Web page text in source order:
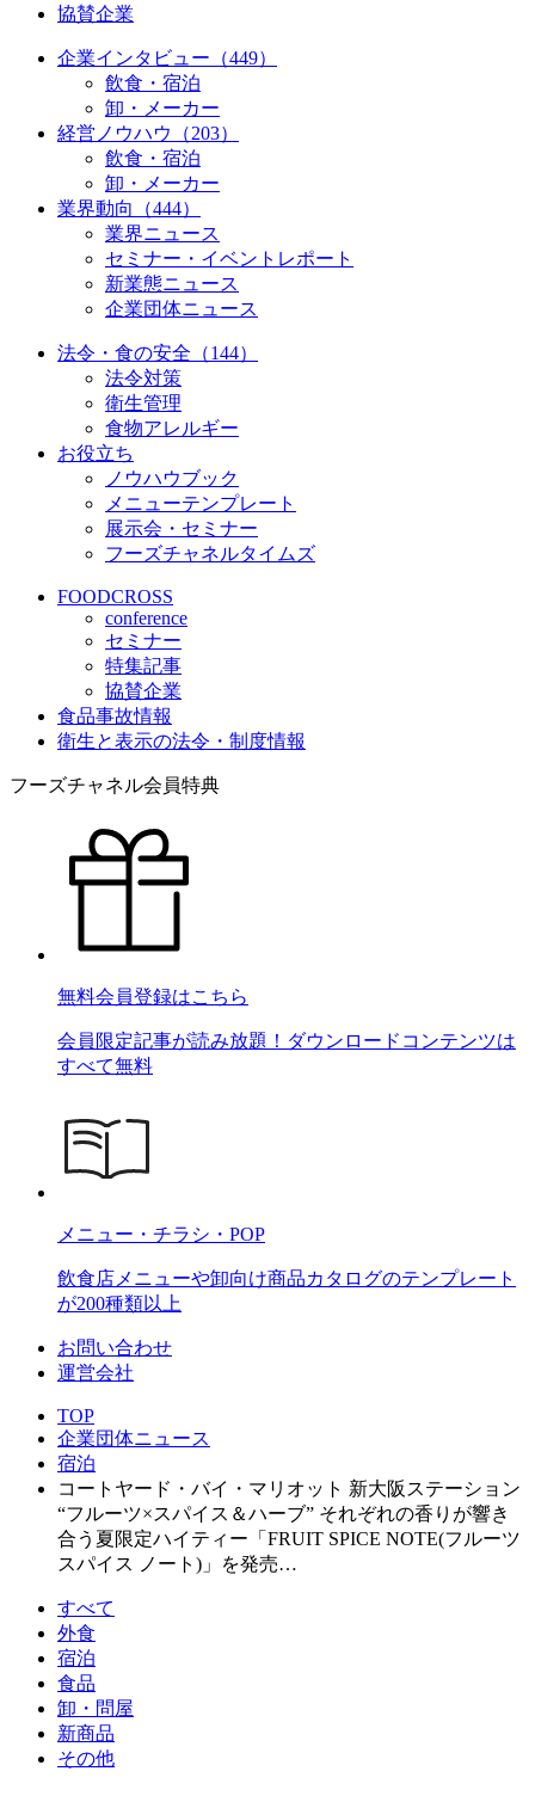
協賛企業
企業インタビュー（449）
飲食・宿泊
卸・メーカー
経営ノウハウ（203）
飲食・宿泊
卸・メーカー
業界動向（444）
業界ニュース
セミナー・イベントレポート
新業態ニュース
企業団体ニュース
法令・食の安全（144）
法令対策
衛生管理
食物アレルギー
お役立ち
ノウハウブック
メニューテンプレート
展示会・セミナー
フーズチャネルタイムズ
FOODCROSS
conference
セミナー
特集記事
協賛企業
食品事故情報
衛生と表示の法令・制度情報
フーズチャネル会員特典
無料会員登録はこちら
会員限定記事が読み放題！ダウンロードコンテンツは
すべて無料
メニュー・チラシ・POP
飲食店メニューや卸向け商品カタログのテンプレート
が200種類以上
お問い合わせ
運営会社
TOP
企業団体ニュース
宿泊
コートヤード・バイ・マリオット 新大阪ステーション
“フルーツ×スパイス＆ハーブ” それぞれの香りが響き
合う夏限定ハイティー「FRUIT SPICE NOTE(フルーツ
スパイス ノート)」を発売…
すべて
外食
宿泊
食品
卸・問屋
新商品
その他